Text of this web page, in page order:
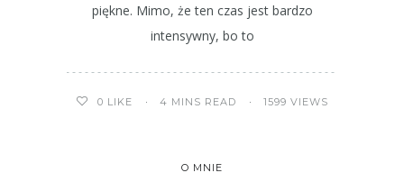
piękne. Mimo, że ten czas jest bardzo
intensywny, bo to
0 LIKE 4 MINS READ 1599 VIEWS
O MNIE